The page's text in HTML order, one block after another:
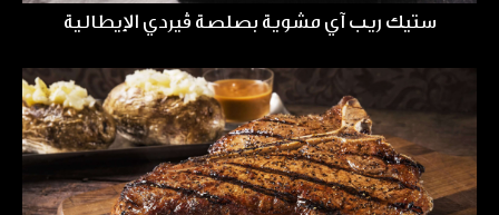
ستيك ريب آي مشوية بصلصة ڤيردي الإيطالية